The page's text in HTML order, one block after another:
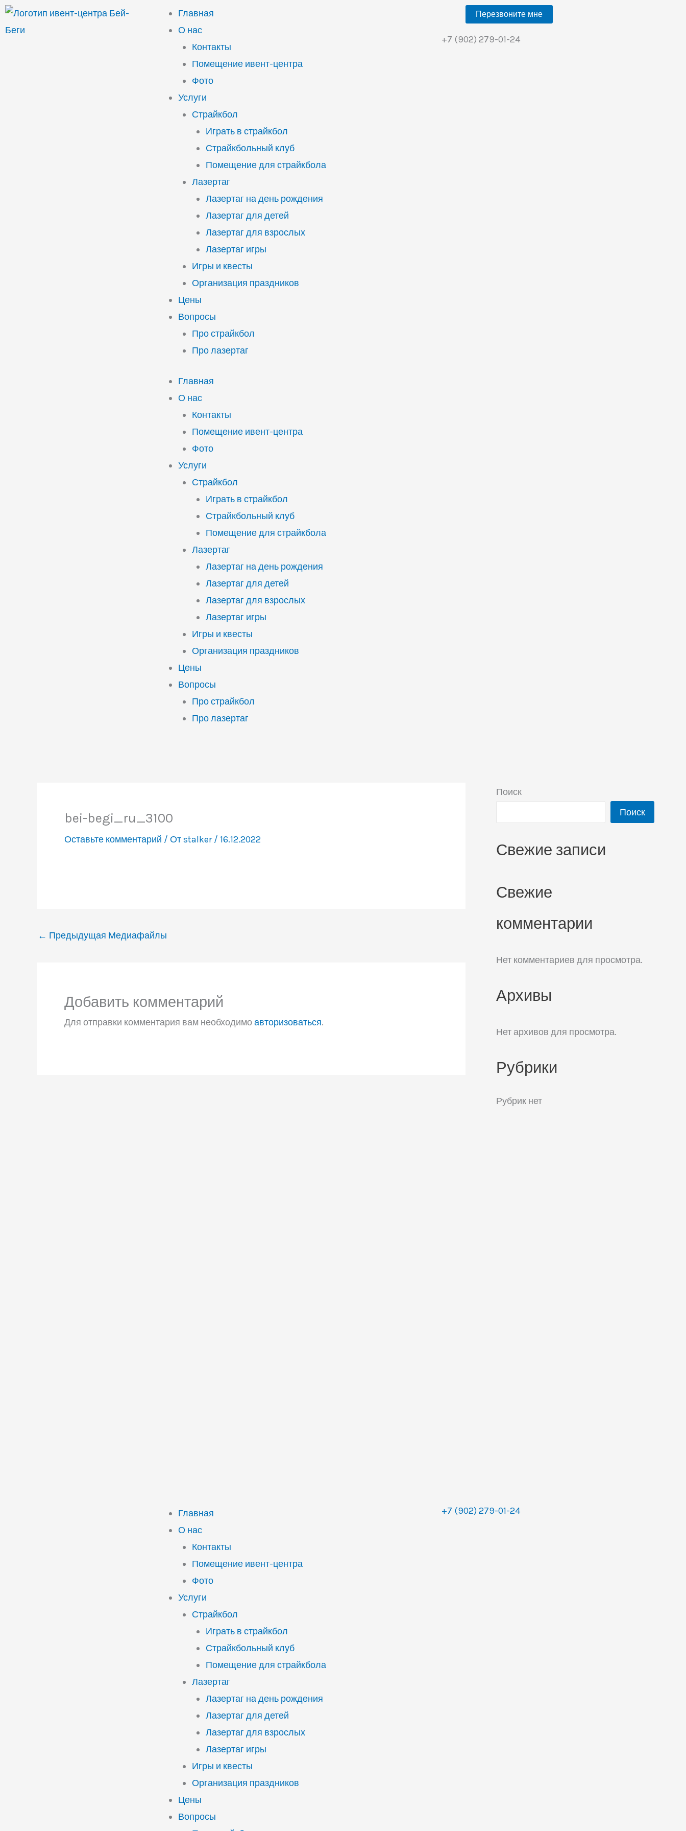
Перейти
Главная
О нас
Контакты
Помещение ивент-центра
Фото
Услуги
Страйкбол
Играть в страйкбол
Страйкбольный клуб
Помещение для страйкбола
Лазертаг
Лазертаг на день рождения
Лазертаг для детей
Лазертаг для взрослых
Лазертаг игры
Игры и квесты
Организация праздников
Цены
Вопросы
Про страйкбол
Про лазертаг
Главная
О нас
Контакты
Помещение ивент-центра
Фото
Услуги
Страйкбол
Играть в страйкбол
Страйкбольный клуб
Помещение для страйкбола
Лазертаг
Лазертаг на день рождения
Лазертаг для детей
Лазертаг для взрослых
Лазертаг игры
Игры и квесты
Организация праздников
Цены
Вопросы
Про страйкбол
Про лазертаг
Перезвоните мне
+7 (902) 279-01-24
bei-begi_ru_3100
Оставьте комментарий / Отstalker/ 16.12.2022
← Предыдущая Медиафайлы
Добавить комментарий
Для отправки комментария вам необходимоавторизоваться.
Поиск
Поиск
Свежие записи
Свежие
комментарии
Нет комментариев для просмотра.
Архивы
Нет архивов для просмотра.
Рубрики
Рубрик нет
Главная
О нас
Контакты
Помещение ивент-центра
Фото
Услуги
Страйкбол
Играть в страйкбол
Страйкбольный клуб
Помещение для страйкбола
Лазертаг
Лазертаг на день рождения
Лазертаг для детей
Лазертаг для взрослых
Лазертаг игры
Игры и квесты
Организация праздников
Цены
Вопросы
+7 (902) 279-01-24